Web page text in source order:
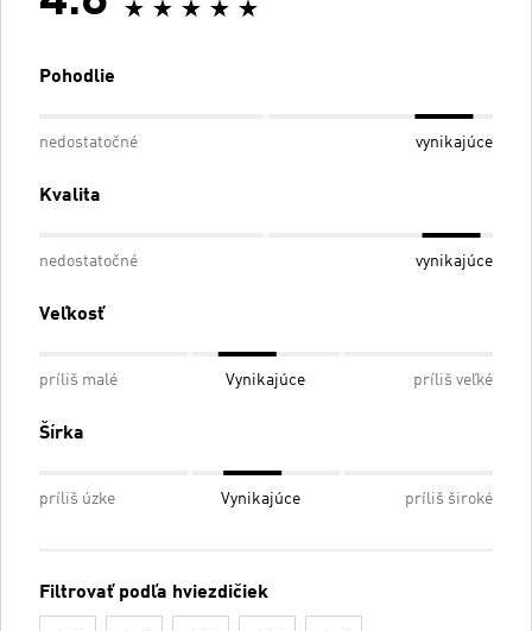
Pohodlie
nedostatočné vynikajúce
Kvalita
nedostatočné vynikajúce
Veľkosť
príliš malé Vynikajúce príliš veľké
Šírka
príliš úzke Vynikajúce príliš široké
Filtrovať podľa hviezdičiek